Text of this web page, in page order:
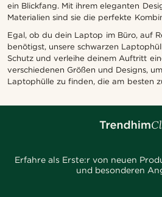
ein Blickfang. Mit ihrem eleganten
Materialien sind sie die perfekte
Egal, ob du dein Laptop im Büro, auf
benötigst, unsere schwarzen
Schutz und verleihe deinem Auftritt
verschiedenen Größen und Designs,
Laptophülle zu finden, die am besten
Erfahre als Erste:r von neuen
und besonderen